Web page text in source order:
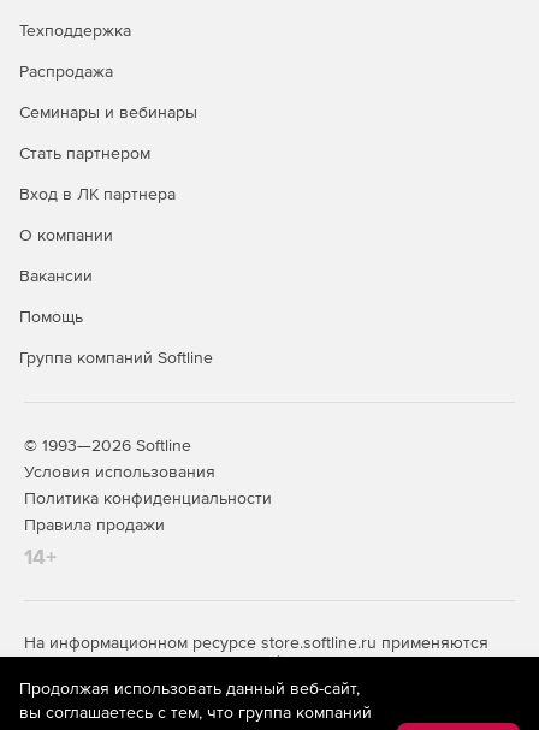
Техподдержка
Распродажа
Семинары и вебинары
Стать партнером
Вход в ЛК партнера
О компании
Вакансии
Помощь
Группа компаний Softline
© 1993—2026 Softline
Условия использования
Политика конфиденциальности
Правила продажи
14+
На информационном ресурсе store.softline.ru применяются
рекомендательные технологии(информационные технологии
предоставления информации на основе сбора,
систематизации и анализа сведений, относящихся к
предпочтениям пользователей сети «Интернет»,
Продолжая использовать данный веб-сайт,
вы соглашаетесь с тем, что группа компаний